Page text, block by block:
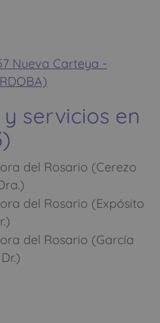
Nueva Carteya -
servicios en
del Rosario (Cerezo
del Rosario (Expósito
del Rosario (García